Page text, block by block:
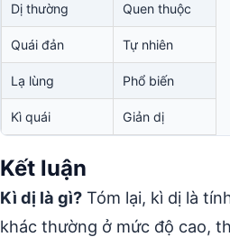
Dị thường Quen thuộc
Quái đản Tự nhiên
Lạ lùng Phổ biến
Kì quái Giản dị
Kết luận
Kì dị là gì? Tóm lại, kì dị là
khác thường ở mức độ cao,